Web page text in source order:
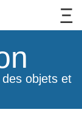
objets et